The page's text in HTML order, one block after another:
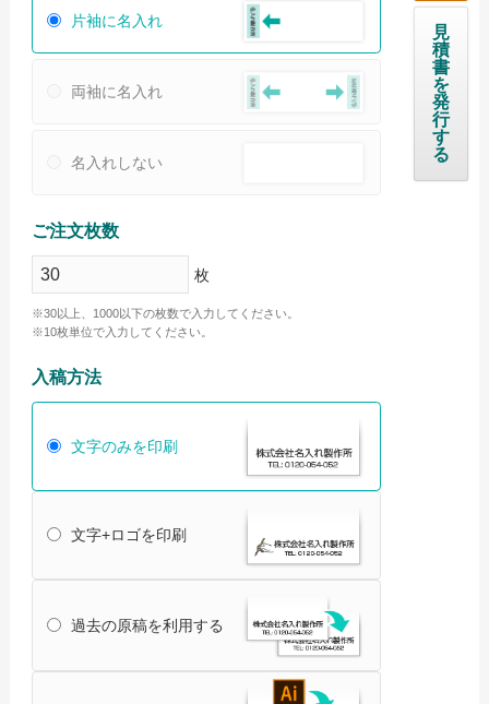
サンプル請求フォーム
見積請求フォーム
名入れタオル Ai入稿について
オリジナルタオルについて
ご注文の流れ
配送・送料について
お支払いについて
返品・交換・キャンセルについて
よくあるご質問
お役立ちブログ
片袖に名入れ
両袖に名入れ
名入れしない
ご注文枚数
枚
※30以上、1000以下の枚数で入力してください。
※10枚単位で入力してください。
入稿方法
文字のみを印刷
文字+ロゴを印刷
過去の原稿を利用する
見
積
書
を
発
行
す
る